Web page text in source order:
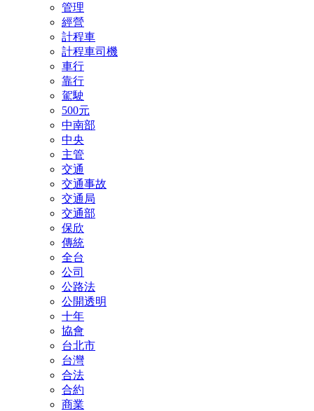
管理
經營
計程車
計程車司機
車行
靠行
駕駛
500元
中南部
中央
主管
交通
交通事故
交通局
交通部
保欣
傳統
全台
公司
公路法
公開透明
十年
協會
台北市
台灣
合法
合約
商業